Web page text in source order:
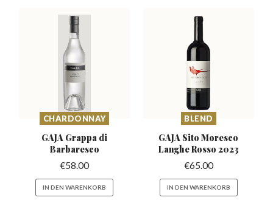
CHARDONNAY
GAJA Grappa di
Barbaresco
€58.00
IN DEN WARENKORB
BLEND
GAJA Sito Moresco
Langhe Rosso 2023
€65.00
IN DEN WARENKORB